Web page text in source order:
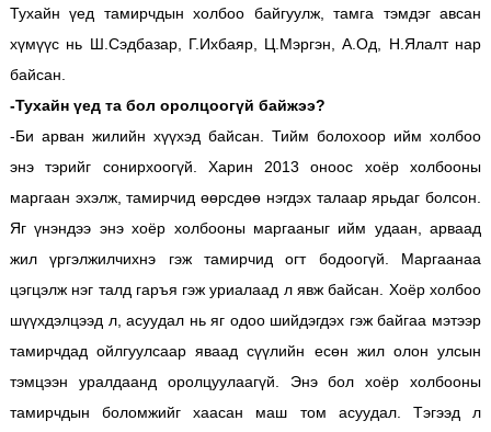
Тухайн үед тамирчдын холбоо байгуулж, тамга тэмдэг авсан
хүмүүс нь Ш.Сэдбазар, Г.Ихбаяр, Ц.Мэргэн, А.Од, Н.Ялалт нар
байсан.
-Тухайн үед та бол оролцоогүй байжээ?
-Би арван жилийн хүүхэд байсан. Тийм болохоор ийм холбоо
энэ тэрийг сонирхоогүй. Харин 2013 оноос хоёр холбооны
маргаан эхэлж, тамирчид өөрсдөө нэгдэх талаар ярьдаг болсон.
Яг үнэндээ энэ хоёр холбооны маргааныг ийм удаан, арваад
жил үргэлжилчихнэ гэж тамирчид огт бодоогүй. Маргаанаа
цэгцэлж нэг талд гаръя гэж уриалаад л явж байсан. Хоёр холбоо
шүүхдэлцээд л, асуудал нь яг одоо шийдэгдэх гэж байгаа мэтээр
тамирчдад ойлгуулсаар яваад сүүлийн есөн жил олон улсын
тэмцээн уралдаанд оролцуулаагүй. Энэ бол хоёр холбооны
тамирчдын боломжийг хаасан маш том асуудал. Тэгээд л